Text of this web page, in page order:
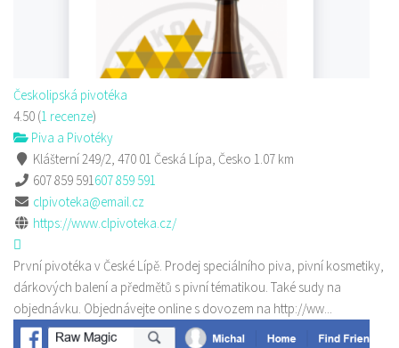
Českolipská pivotéka
4.50 (1 recenze)
Piva a Pivotéky
Klášterní 249/2, 470 01 Česká Lípa, Česko 1.07 km
607 859 591607 859 591
clpivoteka@email.cz
https://www.clpivoteka.cz/
První pivotéka v České Lípě. Prodej speciálního piva, pivní kosmetiky,
dárkových balení a předmětů s pivní tématikou. Také sudy na
objednávku. Objednávejte online s dovozem na http://ww...